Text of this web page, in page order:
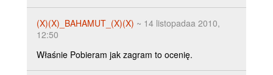
(X)(X)_BAHAMUT_(X)(X) ~ 14 listopadaa 2010,
12:50
Właśnie Pobieram jak zagram to ocenię.